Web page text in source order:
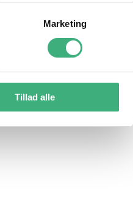
Marketing
Tillad alle